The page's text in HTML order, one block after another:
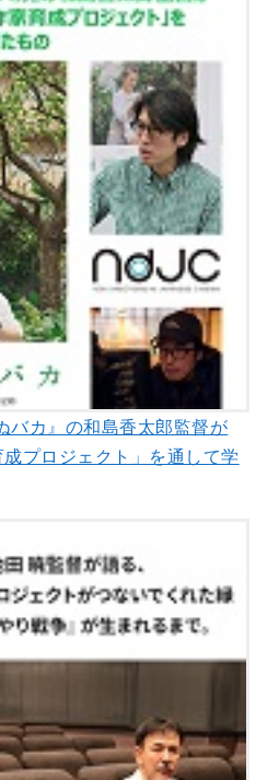
バカ』の和島香太郎監督が
成プロジェクト」を通して学